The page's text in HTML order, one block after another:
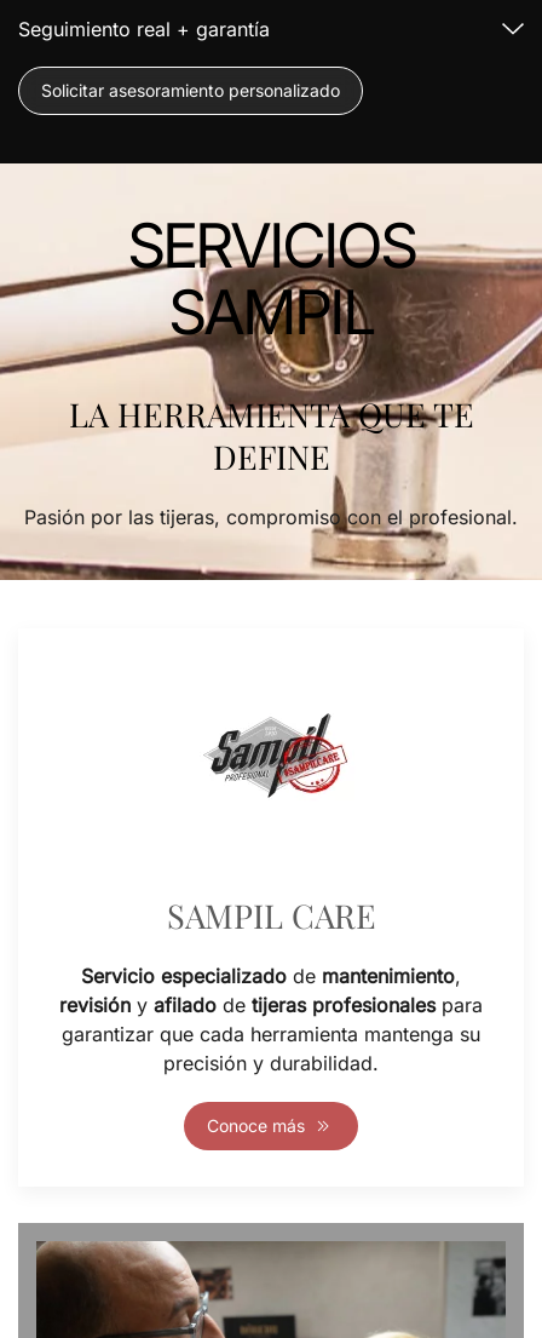
Seguimiento real + garantía
Solicitar asesoramiento personalizado
SERVICIOS
SAMPIL
LA HERRAMIENTA QUE TE
DEFINE
Pasión por las tijeras, compromiso con el profesional.
SAMPIL CARE
Servicio especializado de mantenimiento,
revisión y afilado de tijeras profesionalespara
garantizar que cada herramienta mantenga su
precisión y durabilidad.
Conoce más